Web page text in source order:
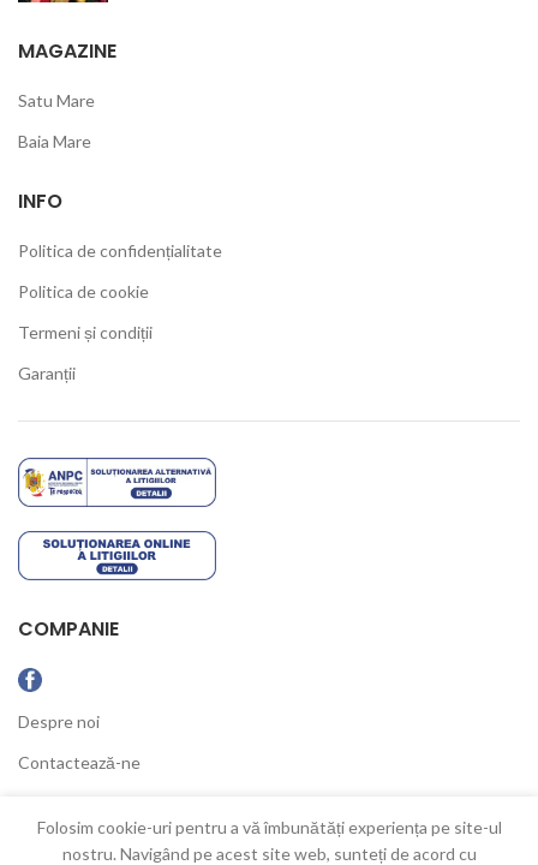
MAGAZINE
Satu Mare
Baia Mare
INFO
Politica de confidențialitate
Politica de cookie
Termeni și condiții
Garanții
COMPANIE
Despre noi
Contactează-ne
Folosim cookie-uri pentru a vă îmbunătăți experiența pe site-ul
nostru. Navigând pe acest site web, sunteți de acord cu